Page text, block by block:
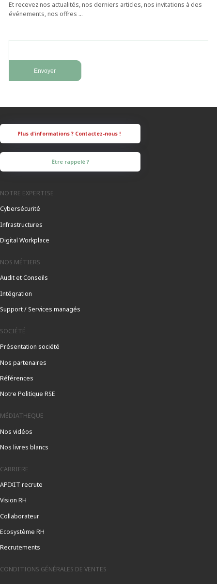
Et recevez nos actualités, nos derniers articles, nos invitations à des
événements, nos offres …
Être rappelé ?
NOTRE EXPERTISE
Cybersécurité
Infrastructures
Digital Workplace
NOS MÉTIERS
Audit et Conseils
Intégration
Support / Services managés
SOCIÉTÉ
Présentation société
Nos partenaires
Références
Notre Politique RSE
MÉDIATHEQUE
Nos vidéos
Nos livres blancs
CARRIERE
APIXIT recrute
Vision RH
Collaborateur
Ecosystème RH
Recrutements
CONDITIONS GÉNÉRALES DE VENTES